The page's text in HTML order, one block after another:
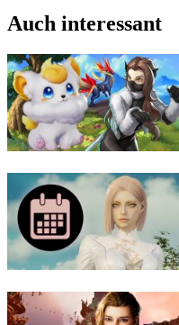
Auch interessant